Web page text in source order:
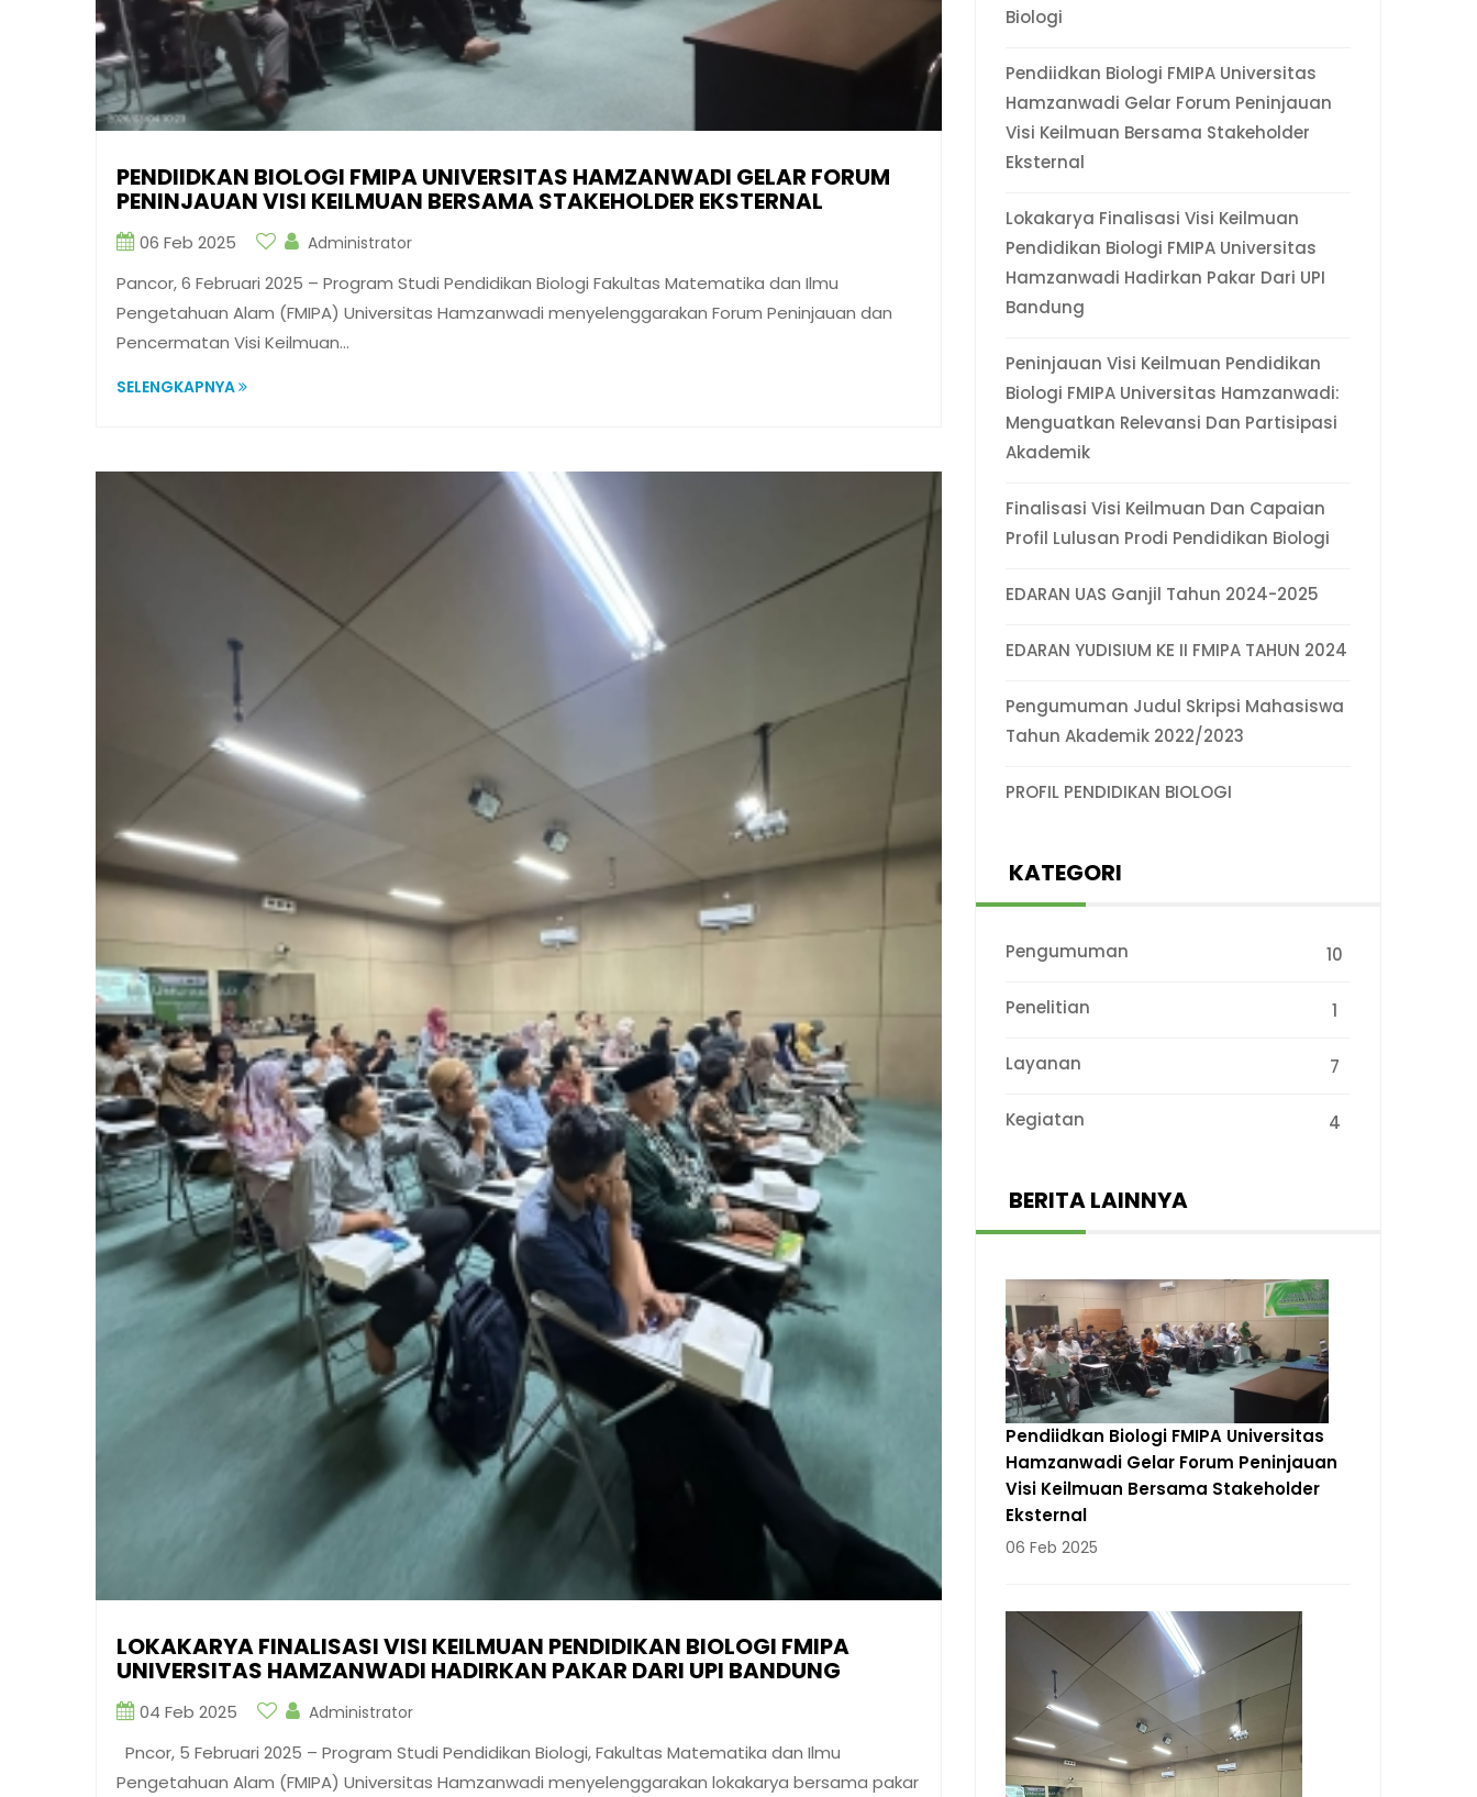
PENDIIDKAN BIOLOGI FMIPA UNIVERSITAS HAMZANWADI GELAR FORUM
PENINJAUAN VISI KEILMUAN BERSAMA STAKEHOLDER EKSTERNAL
06 Feb 2025 Administrator
Pancor, 6 Februari 2025 – Program Studi Pendidikan Biologi Fakultas Matematika dan Ilmu
Pengetahuan Alam (FMIPA) Universitas Hamzanwadi menyelenggarakan Forum Peninjauan dan
Pencermatan Visi Keilmuan…
SELENGKAPNYA
LOKAKARYA FINALISASI VISI KEILMUAN PENDIDIKAN BIOLOGI FMIPA
UNIVERSITAS HAMZANWADI HADIRKAN PAKAR DARI UPI BANDUNG
04 Feb 2025 Administrator
Pncor, 5 Februari 2025 – Program Studi Pendidikan Biologi, Fakultas Matematika dan Ilmu
Pengetahuan Alam (FMIPA) Universitas Hamzanwadi menyelenggarakan lokakarya bersama pakar
Biologi
Pendiidkan Biologi FMIPA Universitas
Hamzanwadi Gelar Forum Peninjauan
Visi Keilmuan Bersama Stakeholder
Eksternal
Lokakarya Finalisasi Visi Keilmuan
Pendidikan Biologi FMIPA Universitas
Hamzanwadi Hadirkan Pakar Dari UPI
Bandung
Peninjauan Visi Keilmuan Pendidikan
Biologi FMIPA Universitas Hamzanwadi:
Menguatkan Relevansi Dan Partisipasi
Akademik
Finalisasi Visi Keilmuan Dan Capaian
Profil Lulusan Prodi Pendidikan Biologi
EDARAN UAS Ganjil Tahun 2024-2025
EDARAN YUDISIUM KE II FMIPA TAHUN 2024
Pengumuman Judul Skripsi Mahasiswa
Tahun Akademik 2022/2023
PROFIL PENDIDIKAN BIOLOGI
KATEGORI
Pengumuman 10
Penelitian 1
Layanan 7
Kegiatan 4
BERITA LAINNYA
Pendiidkan Biologi FMIPA Universitas
Hamzanwadi Gelar Forum Peninjauan
Visi Keilmuan Bersama Stakeholder
Eksternal
06 Feb 2025